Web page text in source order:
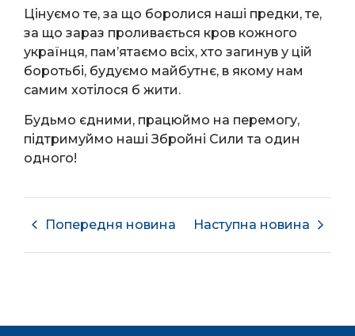
Цінуємо те, за що боролися наші предки, те,
за що зараз проливається кров кожного
українця, пам’ятаємо всіх, хто загинув у цій
боротьбі, будуємо майбутнє, в якому нам
самим хотілося б жити.
Будьмо єдними, працюймо на перемогу,
підтримуймо наші Збройні Сили та один
одного!
Попередня новина Наступна новина